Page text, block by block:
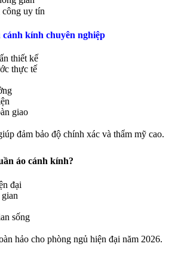
uy tín
kính chuyên nghiệp
thiết kế
thực tế
giao
đảm bảo độ chính xác và thẩm mỹ cao.
áo cánh kính?
đại
sống
hảo cho phòng ngủ hiện đại năm 2026.